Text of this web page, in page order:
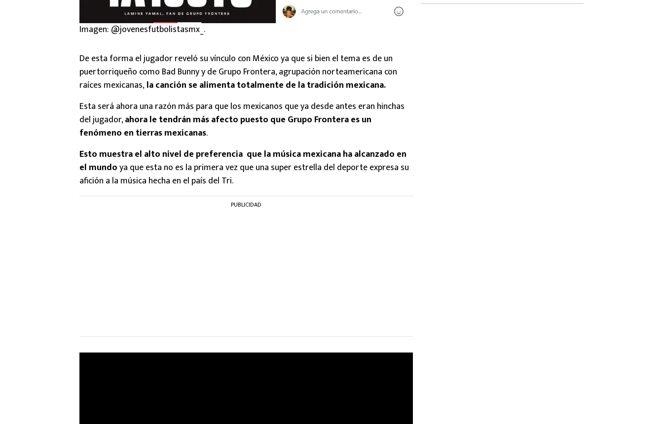
Imagen: @jovenesfutbolistasmx_.
De esta forma el jugador reveló su vínculo con México ya que si bien el tema es de un
puertorriqueño como Bad Bunny y de Grupo Frontera, agrupación norteamericana con
raíces mexicanas,la canción se alimenta totalmente de la tradición mexicana.
Esta será ahora una razón más para que los mexicanos que ya desde antes eran hinchas
del jugador,ahora le tendrán más afecto puesto que Grupo Frontera es un
fenómeno en tierras mexicanas.
Esto muestra el alto nivel de preferencia que la música mexicana ha alcanzado en
el mundoya que esta no es la primera vez que una super estrella del deporte expresa su
afición a la música hecha en el país del Tri.
PUBLICIDAD